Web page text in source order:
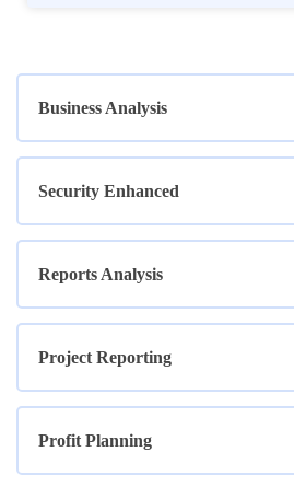
Business Analysis
Security Enhanced
Reports Analysis
Project Reporting
Profit Planning